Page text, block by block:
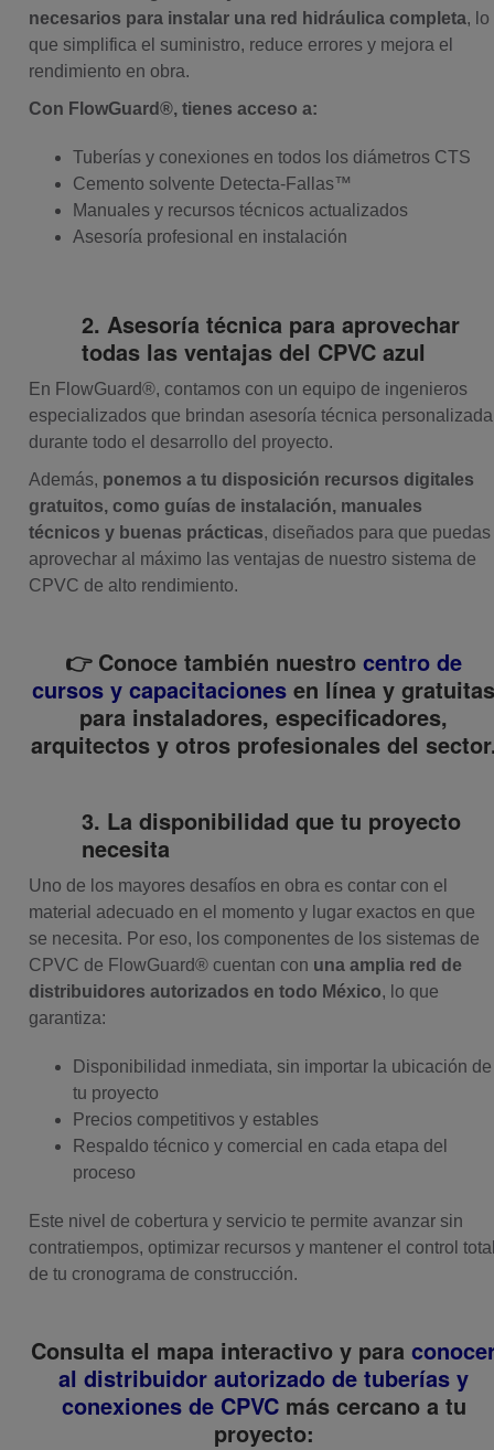
necesarios para instalar una red hidráulica completa, lo
que simplifica el suministro, reduce errores y mejora el
rendimiento en obra.
Con FlowGuard®, tienes acceso a:
Tuberías y conexiones en todos los diámetros CTS
Cemento solvente Detecta-Fallas™
Manuales y recursos técnicos actualizados
Asesoría profesional en instalación
2. Asesoría técnica para aprovechar
todas las ventajas del CPVC azul
En FlowGuard®, contamos con un equipo de ingenieros
especializados que brindan asesoría técnica personalizada
durante todo el desarrollo del proyecto.
Además, ponemos a tu disposición recursos digitales
gratuitos, como guías de instalación, manuales
técnicos y buenas prácticas, diseñados para que puedas
aprovechar al máximo las ventajas de nuestro sistema de
CPVC de alto rendimiento.
👉 Conoce también nuestrocentro de
cursos y capacitaciones en línea y
para instaladores, especificadores,
arquitectos y otros profesionales del
3. La disponibilidad que tu proyecto
necesita
Uno de los mayores desafíos en obra es contar con el
material adecuado en el momento y lugar exactos en que
se necesita. Por eso, los componentes de los sistemas de
CPVC de FlowGuard® cuentan con una amplia red de
distribuidores autorizados en todo México, lo que
garantiza:
Disponibilidad inmediata, sin importar la ubicación de
tu proyecto
Precios competitivos y estables
Respaldo técnico y comercial en cada etapa del
proceso
Este nivel de cobertura y servicio te permite avanzar sin
contratiempos, optimizar recursos y mantener el control
de tu cronograma de construcción.
Consulta el mapa interactivo y para
al distribuidor autorizado de tuberías y
conexiones de CPVCmás cercano a tu
proyecto: